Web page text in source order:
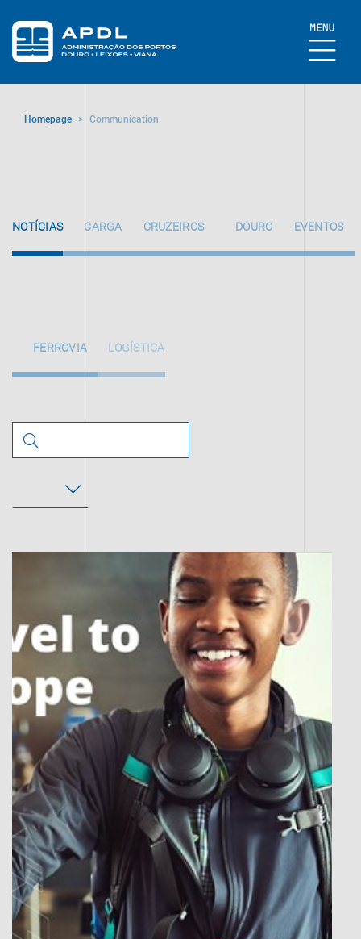
Homepage > Communication
NOTÍCIAS CARGA CRUZEIROS DOURO EVENTOS
FERROVIA LOGÍSTICA